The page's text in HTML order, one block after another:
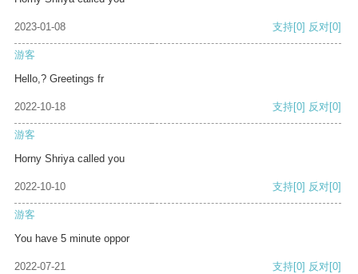
2023-01-08 支持[0] 反对[0]
游客
Hello,? Greetings fr
2022-10-18 支持[0] 反对[0]
游客
Horny Shriya called you
2022-10-10 支持[0] 反对[0]
游客
You have 5 minute oppor
2022-07-21 支持[0] 反对[0]